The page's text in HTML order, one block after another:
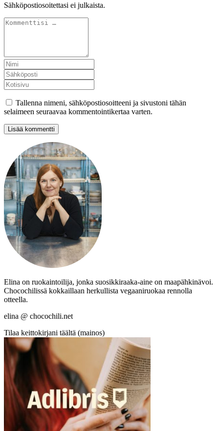
Sähköpostiosoitettasi ei julkaista.
Tallenna nimeni, sähköpostiosoitteeni ja sivustoni tähän
selaimeen seuraavaa kommentointikertaa varten.
Elina on ruokaintoilija, jonka suosikkiraaka-aine on maapähkinävoi.
Chocochilissä kokkaillaan herkullista vegaaniruokaa rennolla
otteella.
elina @ chocochili.net
Tilaa keittokirjani täältä (mainos)